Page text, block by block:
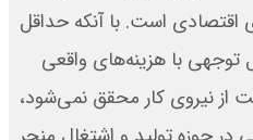
اقتصادی است. با آنکه حداقل
توجهی با هزینه‌های واقعی
از نیروی کار محقق نمی‌شود،